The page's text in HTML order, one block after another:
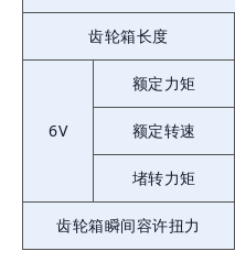
齿轮箱长度
6V
额定力矩
额定转速
堵转力矩
齿轮箱瞬间容许扭力